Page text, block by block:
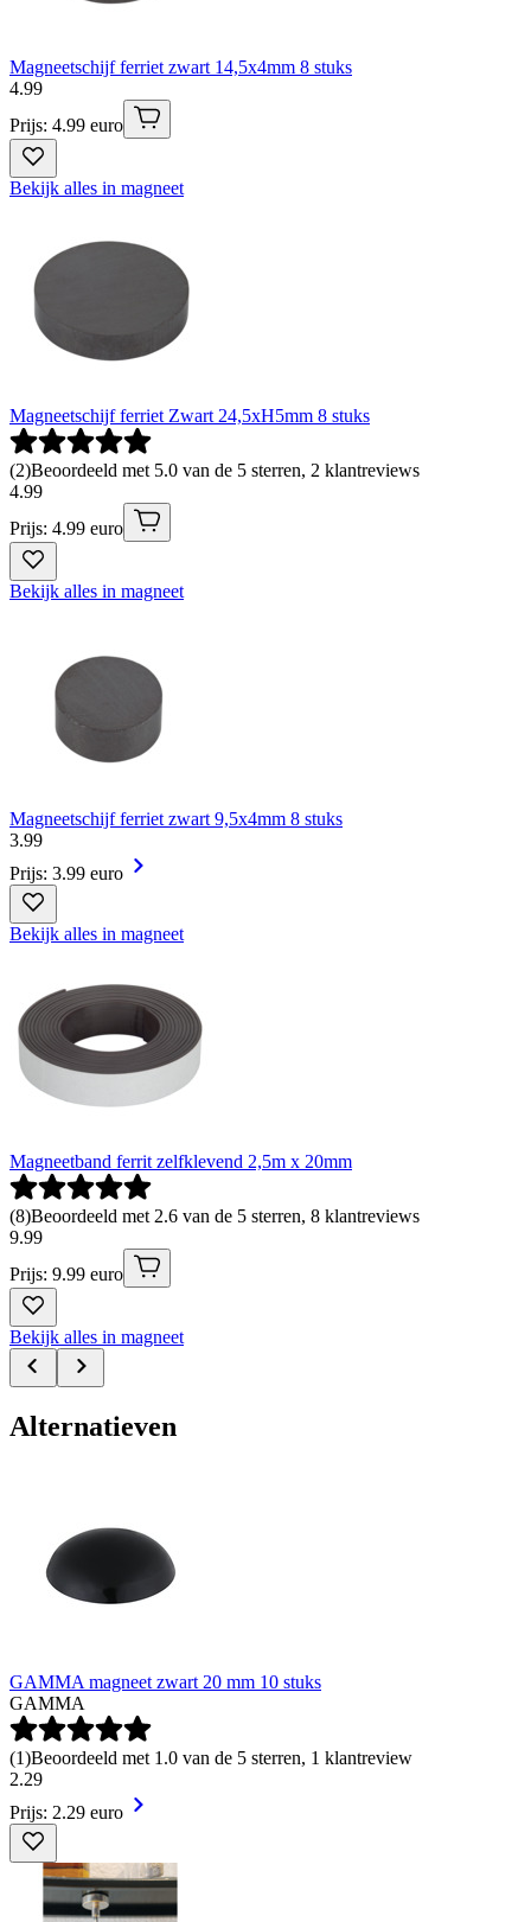
Magneetschijf ferriet zwart 14,5x4mm 8 stuks
4.99
Prijs: 4.99 euro
Bekijk alles in magneet
Magneetschijf ferriet Zwart 24,5xH5mm 8 stuks
(2)Beoordeeld met 5.0 van de 5 sterren, 2 klantreviews
4.99
Prijs: 4.99 euro
Bekijk alles in magneet
Magneetschijf ferriet zwart 9,5x4mm 8 stuks
3.99
Prijs: 3.99 euro
Bekijk alles in magneet
Magneetband ferrit zelfklevend 2,5m x 20mm
(8)Beoordeeld met 2.6 van de 5 sterren, 8 klantreviews
9.99
Prijs: 9.99 euro
Bekijk alles in magneet
Alternatieven
GAMMA magneet zwart 20 mm 10 stuks
GAMMA
(1)Beoordeeld met 1.0 van de 5 sterren, 1 klantreview
2.29
Prijs: 2.29 euro